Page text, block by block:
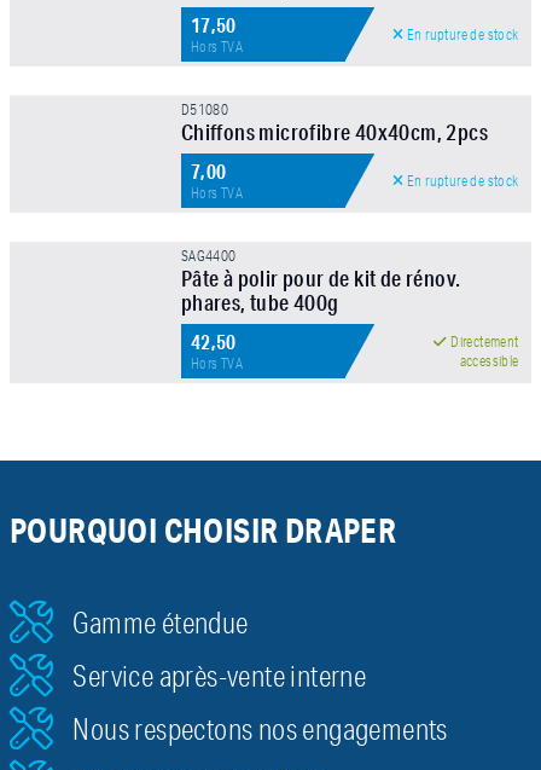
17,50
Hors TVA
En rupture de stock
D51080
Chiffons microfibre 40x40cm, 2pcs
7,00
Hors TVA
En rupture de stock
SAG4400
Pâte à polir pour de kit de rénov.
phares, tube 400g
42,50
Hors TVA
Directement
accessible
POURQUOI CHOISIR DRAPER
Gamme étendue
Service après-vente interne
Nous respectons nos engagements